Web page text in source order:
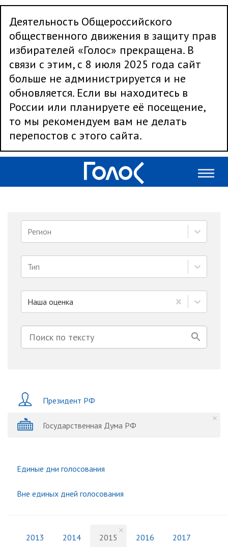
Деятельность Общероссийского
общественного движения в защиту прав
избирателей «Голос» прекращена. В
связи с этим, с 8 июля 2025 года сайт
больше не администрируется и не
обновляется. Если вы находитесь в
России или планируете её посещение,
то мы рекомендуем вам не делать
перепостов с этого сайта.
Регион
Тип
Наша оценка
Президент РФ
Государственная Дума РФ
Единые дни голосования
Вне единых дней голосования
2013 2014 2015 2016 2017